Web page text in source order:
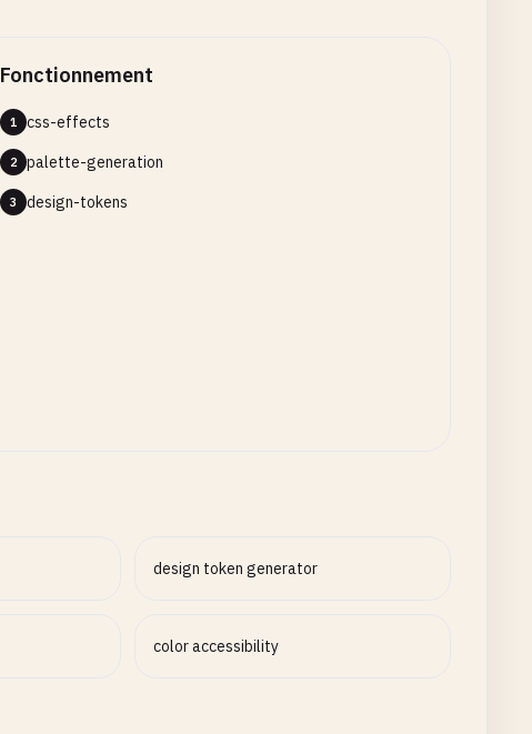
Fonctionnement
1 css-effects
2 palette-generation
3 design-tokens
design token generator
color accessibility